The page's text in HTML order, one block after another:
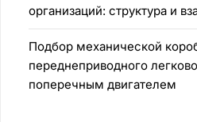
организаций: структура и
Подбор механической
переднеприводного
поперечным двигателем